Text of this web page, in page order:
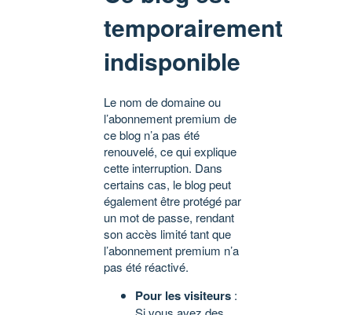
temporairement
indisponible
Le nom de domaine ou
l’abonnement premium de
ce blog n’a pas été
renouvelé, ce qui explique
cette interruption. Dans
certains cas, le blog peut
également être protégé par
un mot de passe, rendant
son accès limité tant que
l’abonnement premium n’a
pas été réactivé.
Pour les visiteurs :